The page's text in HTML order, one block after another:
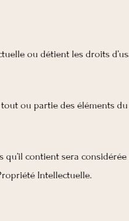
ou détient les droits
ou partie des éléments
contient sera
Intellectuelle.